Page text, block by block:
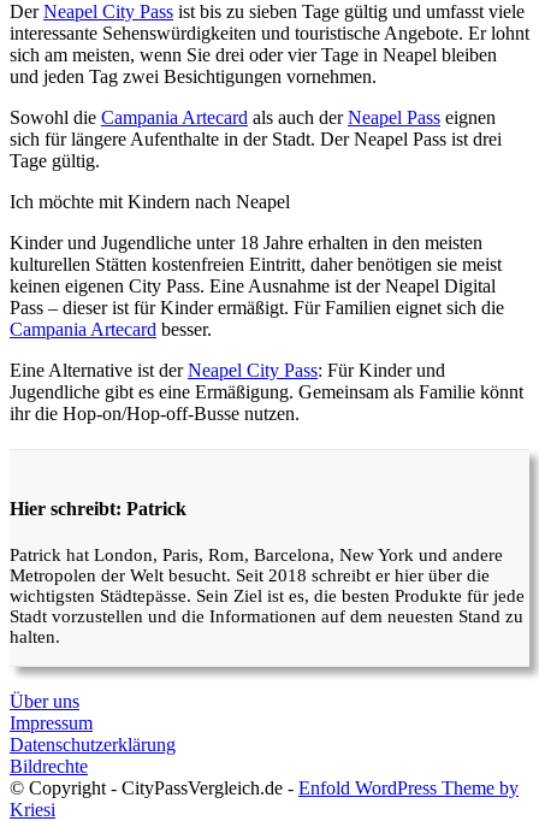
DerNeapel City Pass ist bis zu sieben Tage gültig und umfasst viele
interessante Sehenswürdigkeiten und touristische Angebote. Er lohnt
sich am meisten, wenn Sie drei oder vier Tage in Neapel bleiben
und jeden Tag zwei Besichtigungen vornehmen.
Sowohl die Campania Artecard als auch derNeapel Pass eignen
sich für längere Aufenthalte in der Stadt. Der Neapel Pass ist drei
Tage gültig.
Ich möchte mit Kindern nach Neapel
Kinder und Jugendliche unter 18 Jahre erhalten in den meisten
kulturellen Stätten kostenfreien Eintritt, daher benötigen sie meist
keinen eigenen City Pass. Eine Ausnahme ist der Neapel Digital
Pass – dieser ist für Kinder ermäßigt. Für Familien eignet sich die
Campania Artecard besser.
Eine Alternative ist derNeapel City Pass: Für Kinder und
Jugendliche gibt es eine Ermäßigung. Gemeinsam als Familie könnt
ihr die Hop-on/Hop-off-Busse nutzen.
Hier schreibt: Patrick
Patrick hat London, Paris, Rom, Barcelona, New York und andere
Metropolen der Welt besucht. Seit 2018 schreibt er hier über die
wichtigsten Städtepässe. Sein Ziel ist es, die besten Produkte für jede
Stadt vorzustellen und die Informationen auf dem neuesten Stand zu
halten.
Über uns
Impressum
Datenschutzerklärung
Bildrechte
© Copyright - CityPassVergleich.de - Enfold WordPress Theme by
Kriesi